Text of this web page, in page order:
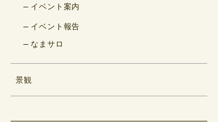
イベント案内
イベント報告
なまサロ
景観